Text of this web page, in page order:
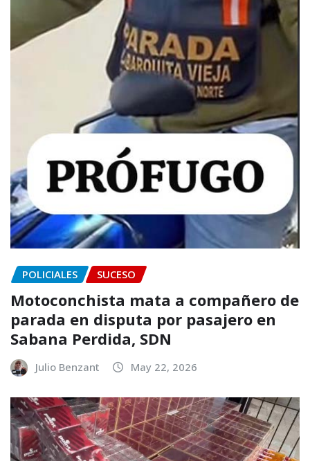
POLICIALES SUCESO
Motoconchista mata a compañero de
parada en disputa por pasajero en
Sabana Perdida, SDN
Julio Benzant May 22, 2026